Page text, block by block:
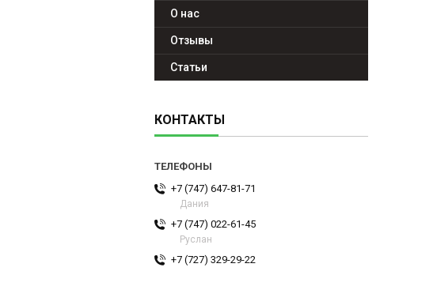
О нас
Отзывы
Статьи
КОНТАКТЫ
+7 (747) 647-81-71
Дания
+7 (747) 022-61-45
Руслан
+7 (727) 329-29-22